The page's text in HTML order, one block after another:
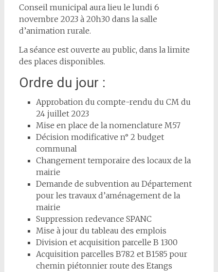
Conseil municipal aura lieu le lundi 6
novembre 2023 à 20h30 dans la salle
d’animation rurale.
La séance est ouverte au public, dans la limite
des places disponibles.
Ordre du jour :
Approbation du compte-rendu du CM du
24 juillet 2023
Mise en place de la nomenclature M57
Décision modificative n° 2 budget
communal
Changement temporaire des locaux de la
mairie
Demande de subvention au Département
pour les travaux d’aménagement de la
mairie
Suppression redevance SPANC
Mise à jour du tableau des emplois
Division et acquisition parcelle B 1300
Acquisition parcelles B782 et B1585 pour
chemin piétonnier route des Etangs